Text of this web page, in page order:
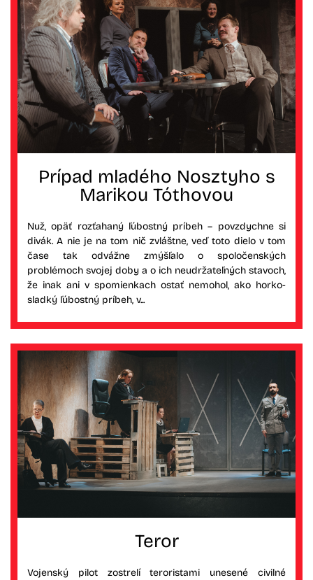
Prípad mladého Nosztyho s
Marikou Tóthovou
Nuž, opäť rozťahaný ľúbostný príbeh – povzdychne si
divák. A nie je na tom nič zvláštne, veď toto dielo v tom
čase tak odvážne zmýšľalo o spoločenských
problémoch svojej doby a o ich neudržateľných stavoch,
že inak ani v spomienkach ostať nemohol, ako horko-
sladký ľúbostný príbeh, v...
Teror
Vojenský pilot zostrelí teroristami unesené civilné